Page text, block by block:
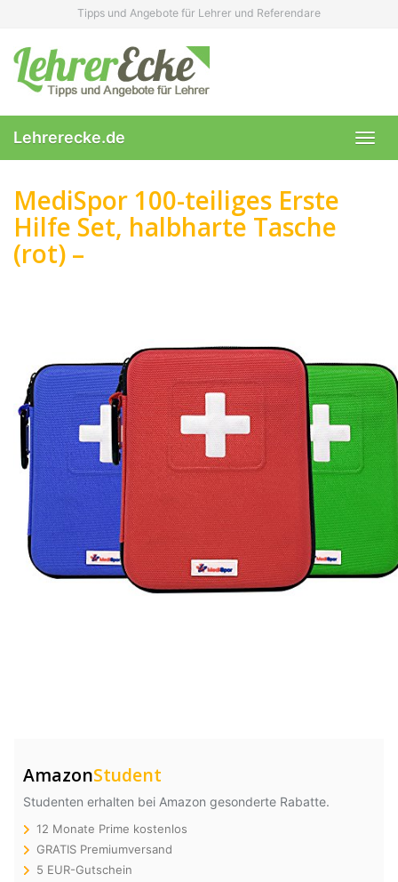
content
Tipps und Angebote für Lehrer und Referendare
Lehrerecke.de
MediSpor 100-teiliges Erste
Hilfe Set, halbharte Tasche
(rot) –
AmazonStudent
Studenten erhalten bei Amazon gesonderte Rabatte.
12 Monate Prime kostenlos
GRATIS Premiumversand
5 EUR-Gutschein